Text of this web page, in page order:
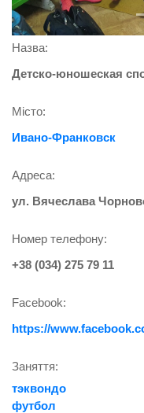
Назва:
Детско-юношеская
Місто:
Ивано-Франковск
Адреса:
ул. Вячеслава
Номер телефону:
+38 (034) 275 79 11
Facebook:
https://
Заняття:
тэквондо
футбол